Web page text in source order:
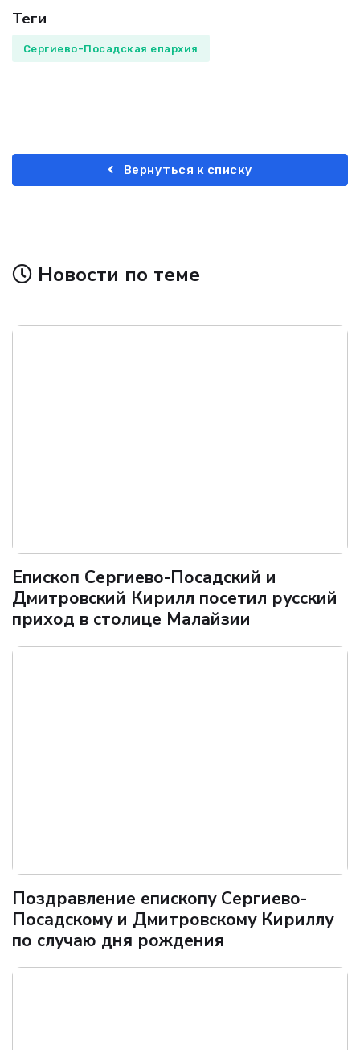
Теги
Сергиево-Посадская епархия
Вернуться к списку
Новости по теме
Епископ Сергиево-Посадский и
Дмитровский Кирилл посетил русский
приход в столице Малайзии
Поздравление епископу Сергиево-
Посадскому и Дмитровскому Кириллу
по случаю дня рождения